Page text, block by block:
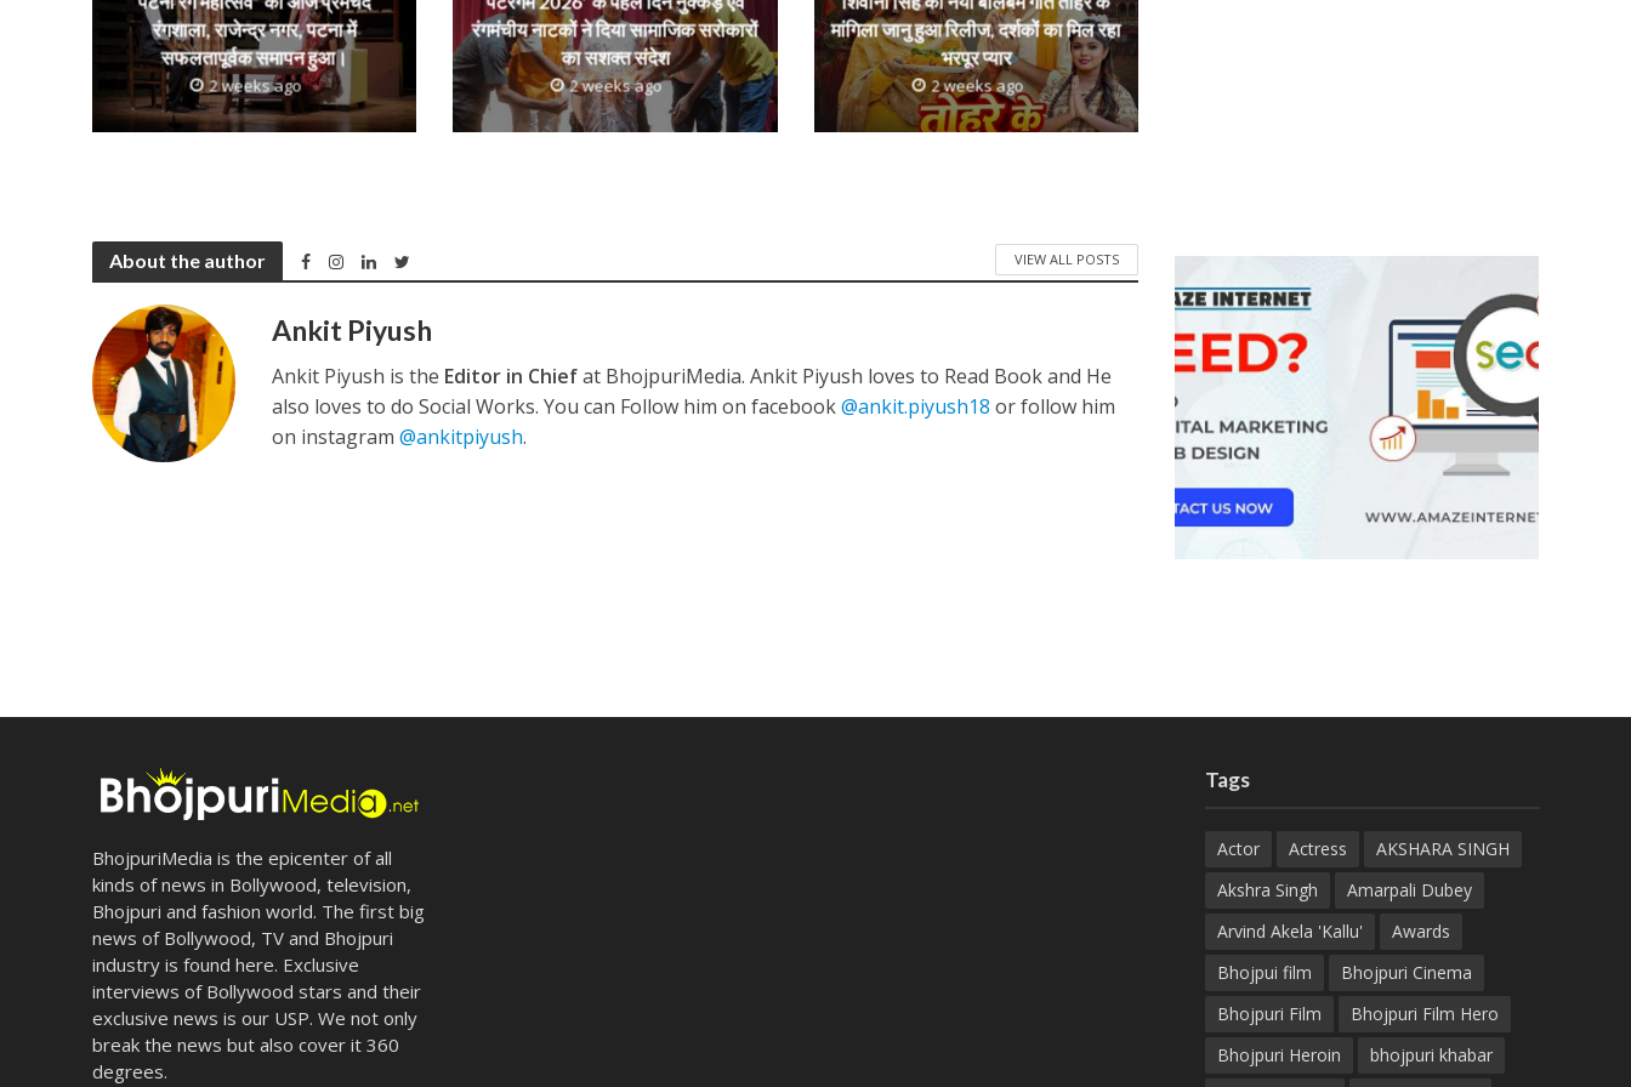
p k er
रंगशाला, राजेन्द्र नगर, पटना में
सफलतापूर्वक समापन हुआ।
2 weeks ago
रंगमंचीय नाटकों ने दिया सामाजिक सरोकारों
का सशक्त संदेश
2 weeks ago
मांगिला जानु हुआ रिलीज, दर्शकों का मिल रहा
भरपूर प्यार
2 weeks ago
About the author VIEW ALL POSTS
Ankit Piyush
Ankit Piyush is the Editor in Chiefat BhojpuriMedia. Ankit Piyush loves to Read Book and He
also loves to do Social Works. You can Follow him on facebook@ankit.piyush18 or follow him
on instagram@ankitpiyush.
BhojpuriMedia is the epicenter of all
kinds of news in Bollywood, television,
Bhojpuri and fashion world. The first big
news of Bollywood, TV and Bhojpuri
industry is found here. Exclusive
interviews of Bollywood stars and their
exclusive news is our USP. We not only
break the news but also cover it 360
degrees.
Tags
Actor Actress
AKSHARA SINGH
Akshra Singh
Amarpali Dubey
Arvind Akela 'Kallu'
Awards
Bhojpui film
Bhojpuri Cinema
Bhojpuri Film
Bhojpuri Film Hero
Bhojpuri Heroin
bhojpuri khabar